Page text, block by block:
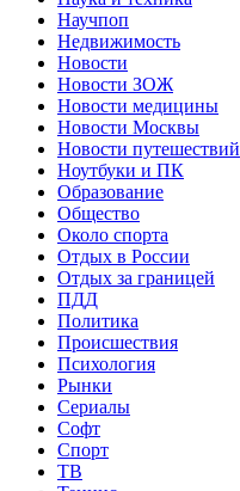
Научпоп
Недвижимость
Новости
Новости ЗОЖ
Новости медицины
Новости Москвы
Новости путешествий
Ноутбуки и ПК
Образование
Общество
Около спорта
Отдых в России
Отдых за границей
ПДД
Политика
Происшествия
Психология
Рынки
Сериалы
Софт
Спорт
ТВ